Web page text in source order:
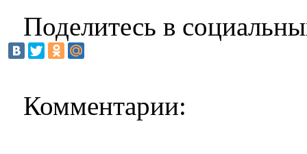
Поделитесь в
Комментарии: